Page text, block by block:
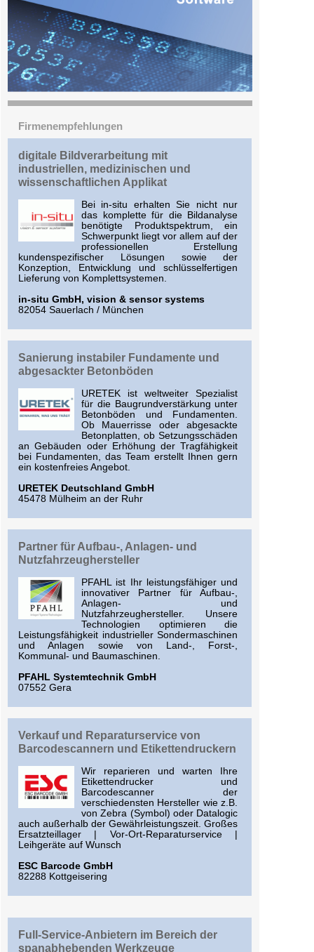
Firmenempfehlungen
digitale Bildverarbeitung mit
industriellen, medizinischen und
wissenschaftlichen Applikat
Bei in-situ erhalten Sie nicht nur
das komplette für die Bildanalyse
benötigte Produktspektrum, ein
Schwerpunkt liegt vor allem auf der
professionellen Erstellung
kundenspezifischer Lösungen sowie der
Konzeption, Entwicklung und schlüsselfertigen
Lieferung von Komplettsystemen.
in-situ GmbH, vision & sensor systems
82054 Sauerlach / München
Sanierung instabiler Fundamente und
abgesackter Betonböden
URETEK ist weltweiter Spezialist
für die Baugrundverstärkung unter
Betonböden und Fundamenten.
Ob Mauerrisse oder abgesackte
Betonplatten, ob Setzungsschäden
an Gebäuden oder Erhöhung der Tragfähigkeit
bei Fundamenten, das Team erstellt Ihnen gern
ein kostenfreies Angebot.
URETEK Deutschland GmbH
45478 Mülheim an der Ruhr
Partner für Aufbau-, Anlagen- und
Nutzfahrzeughersteller
PFAHL ist Ihr leistungsfähiger und
innovativer Partner für Aufbau-,
Anlagen- und
Nutzfahrzeughersteller. Unsere
Technologien optimieren die
Leistungsfähigkeit industrieller Sondermaschinen
und Anlagen sowie von Land-, Forst-,
Kommunal- und Baumaschinen.
PFAHL Systemtechnik GmbH
07552 Gera
Verkauf und Reparaturservice von
Barcodescannern und Etikettendruckern
Wir reparieren und warten Ihre
Etikettendrucker und
Barcodescanner der
verschiedensten Hersteller wie z.B.
von Zebra (Symbol) oder Datalogic
auch außerhalb der Gewährleistungszeit. Großes
Ersatzteillager | Vor-Ort-Reparaturservice |
Leihgeräte auf Wunsch
ESC Barcode GmbH
82288 Kottgeisering
Full-Service-Anbietern im Bereich der
spanabhebenden Werkzeuge